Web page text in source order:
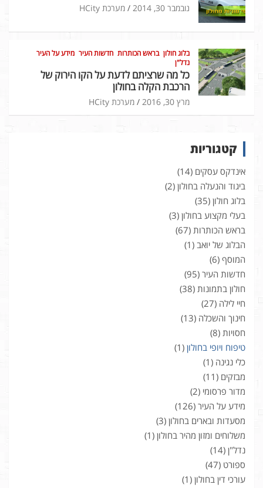
נובמבר 30, 2014 מערכת HCity
בלוג חולון בראש הכותרות חדשות העיר מידע על העיר
נדל"ן
כל מה שרציתם לדעת על הקו הירוק של
הרכבת הקלה בחולון
מרץ 30, 2016 מערכת HCity
קטגוריות
אינדקס עסקים (14)
ביגוד והנעלה בחולון (2)
בלוג חולון (35)
בעלי מקצוע בחולון (3)
בראש הכותרות (67)
הבלוג של יואב (1)
המוסף (6)
חדשות העיר (95)
חולון בתמונות (38)
חיי לילה (27)
חינוך והשכלה (13)
חסויות (8)
טיפוח ויופי בחולון (1)
כלי נגינה (1)
מבזקים (11)
מדור פרסומי (2)
מידע על העיר (126)
מסעדות ובארים בחולון (3)
משלוחים ומזון מהיר בחולון (1)
נדל"ן (14)
ספורט (47)
עורכי דין בחולון (1)